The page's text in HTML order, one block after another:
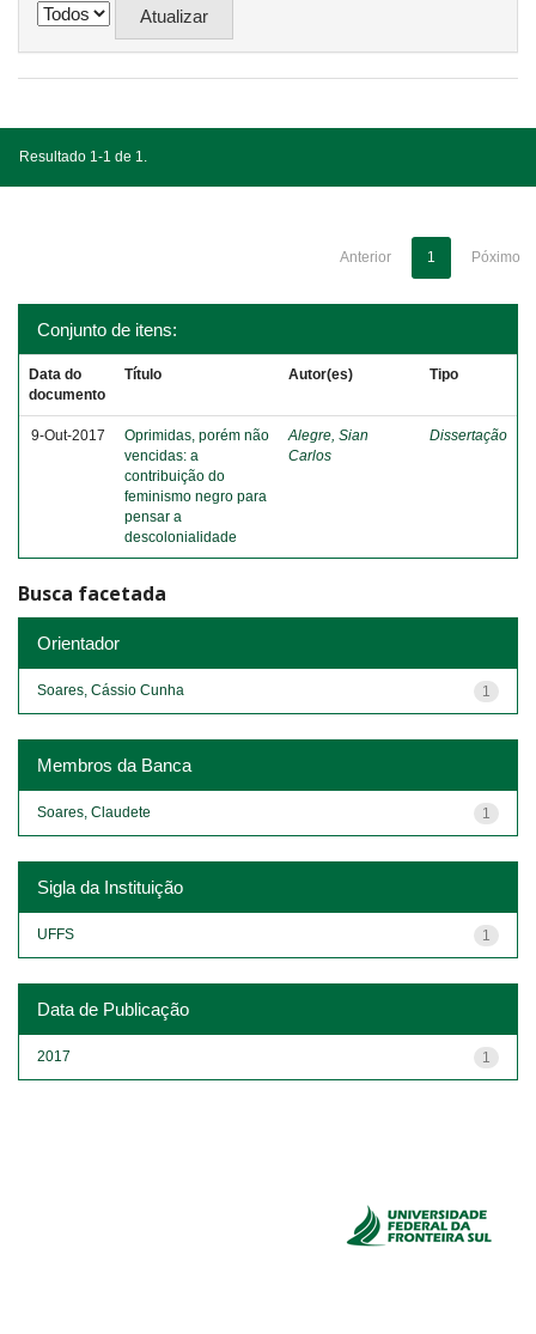
Resultado 1-1 de 1.
Anterior 1 Póximo
Conjunto de itens:
Data do
documento
Título Autor(es) Tipo
9-Out-2017
Oprimidas, porém não
vencidas: a
contribuição do
feminismo negro para
pensar a
descolonialidade
Alegre, Sian
Carlos
Dissertação
Busca facetada
Orientador
1
Soares, Cássio Cunha
Membros da Banca
1
Soares, Claudete
Sigla da Instituição
1
UFFS
Data de Publicação
1
2017